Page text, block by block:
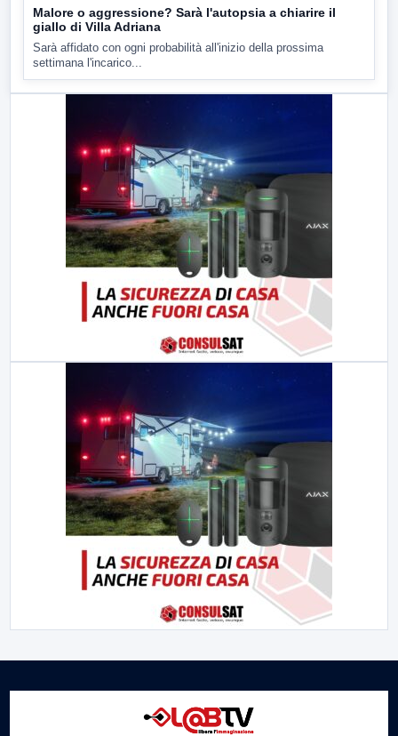
Malore o aggressione? Sarà l'autopsia a chiarire il
giallo di Villa Adriana
Sarà affidato con ogni probabilità all'inizio della prossima
settimana l'incarico...